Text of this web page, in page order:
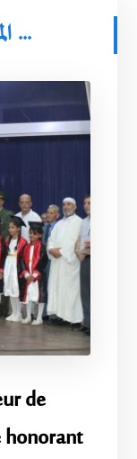
المنشورات ذات الصلة ...
de
honorant